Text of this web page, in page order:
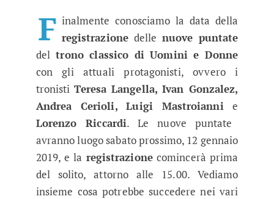
Uomini e Donne anticipazioni,
F inalmente conosciamo la data della
registrazionedelle nuove puntate
deltrono classico di Uomini e Donne
con gli attuali protagonisti, ovvero i
tronistiTeresa Langella, Ivan Gonzalez,
Andrea Cerioli, Luigi Mastroiannie
Lorenzo Riccardi. Le nuove puntate
avranno luogo sabato prossimo, 12 gennaio
2019, e la registrazionecomincerà prima
del solito, attorno alle 15.00. Vediamo
insieme cosa potrebbe succedere nei vari